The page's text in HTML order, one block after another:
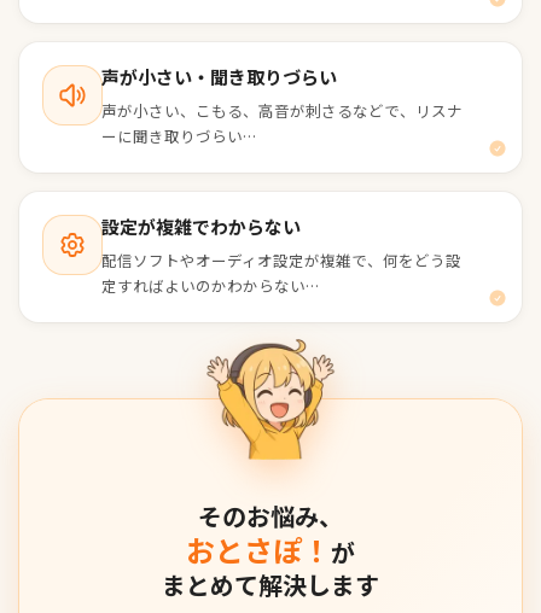
声が小さい・聞き取りづらい
声が小さい、こもる、高音が刺さるなどで、リスナ
ーに聞き取りづらい…
設定が複雑でわからない
配信ソフトやオーディオ設定が複雑で、何をどう設
定すればよいのかわからない…
そのお悩み、
おとさぽ！ が
まとめて解決します